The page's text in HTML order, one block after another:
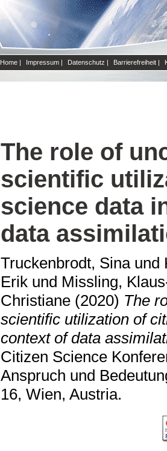
Home | Impressum | Datenschutz | Barrierefreiheit |
The role of
scientific
science data
data
Truckenbrodt, Sinaund
Erik und Missling,
Christiane (2020) The
scientific utilization of
context of data
Citizen Science
Anspruch und
16, Wien, Austria.